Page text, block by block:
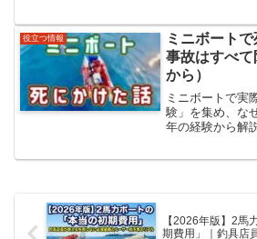
す。そこで今回
やインショアに
役立つ情報
ミニボートで
事故はすべ
から）
ミニボートで実
験」を集め、な
年の経験から解
【2026年版】2馬
期費用」｜釣具店